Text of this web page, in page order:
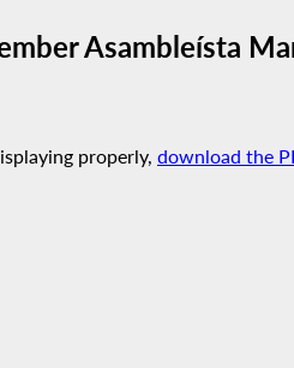
Asambleísta
properly, download the